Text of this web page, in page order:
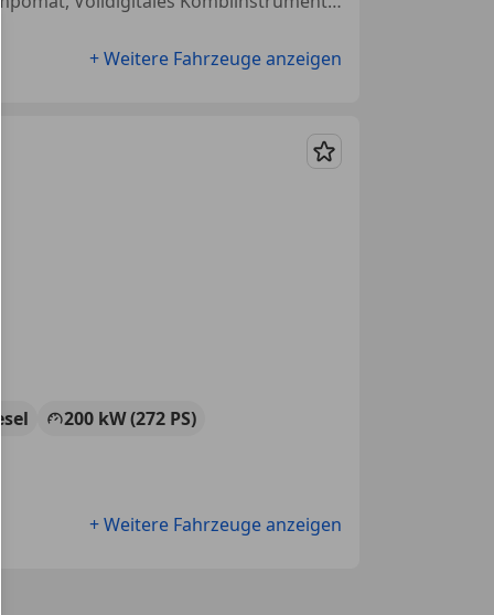
+ Weitere Fahrzeuge anzeigen
Merken
200 kW (272 PS)
+ Weitere Fahrzeuge anzeigen